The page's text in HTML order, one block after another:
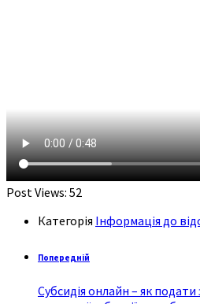
Post Views: 52
Категорія Інформація до
Попередній
Субсидія онлайн – як